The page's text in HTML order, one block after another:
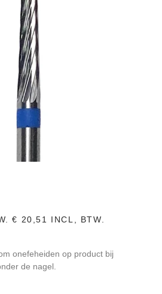
€ 20,51 INCL, BTW.
onefeheiden op product bij
de nagel.